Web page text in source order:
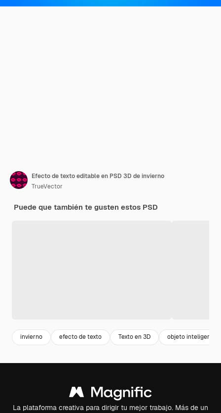
Efecto de texto editable en PSD 3D de invierno
TrueVector
Puede que también te gusten estos PSD
invierno efecto de texto Texto en 3D objeto inteligente
La plataforma creativa para dirigir tu mejor trabajo. Más de un